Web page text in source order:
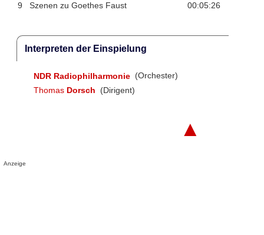
9
Szenen zu Goethes Faust 00:05:26
Interpreten der Einspielung
NDR Radiophilharmonie (Orchester)
Thomas Dorsch (Dirigent)
▲
Anzeige